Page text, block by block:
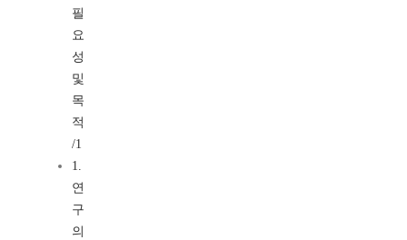
필
요
성
및
목
적
/1
1.
연
구
의